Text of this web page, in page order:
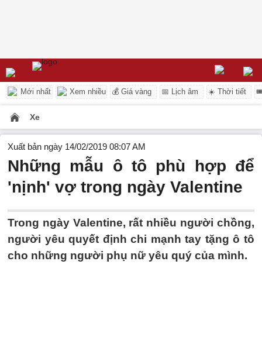
Mới nhất Xem nhiều 💰 Giá vàng 📅 Lịch âm ☀️ Thời tiết
Xe
Xuất bản ngày 14/02/2019 08:07 AM
Những mẫu ô tô phù hợp để
'nịnh' vợ trong ngày Valentine
Trong ngày Valentine, rất nhiều người chồng,
người yêu quyết định chi mạnh tay tặng ô tô
cho những người phụ nữ yêu quý của mình.